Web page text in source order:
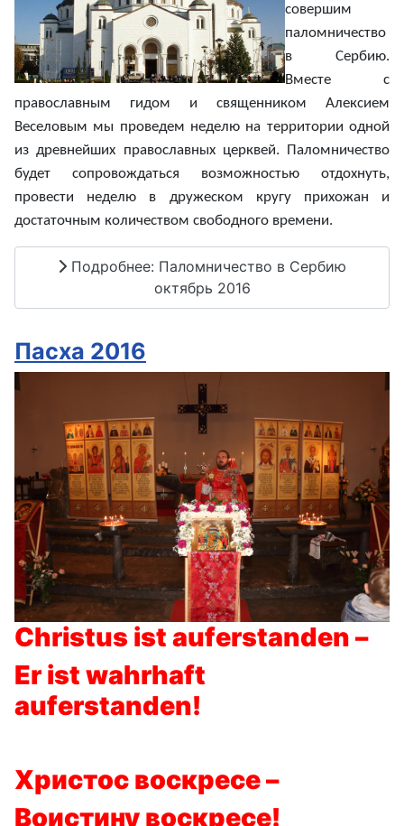
совершим
паломничество
в Сербию.
Вместе с
православным гидом и священником Алексием
Веселовым мы проведем неделю на территории одной
из древнейших православных церквей. Паломничество
будет сопровождаться возможностью отдохнуть,
провести неделю в дружеском кругу прихожан и
достаточным количеством свободного времени.
Подробнее: Паломничество в Сербию
октябрь 2016
Пасха 2016
Christus ist auferstanden –
Er ist wahrhaft
auferstanden!
Христос воскресе –
Воистину воскресе!